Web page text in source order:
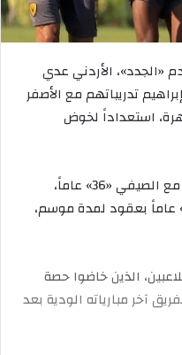
«الجدد»، الأردني عدي
تدريباتهم مع الأصفر
استعداداً لخوض
وكان القادسية أعلن رسمياً تعاقده مع الصيفي «36» عاماً،
«34» عاماً، وإبراهيم «30» عاماً بعقود لمدة موسم،
الذين خاضوا حصة
آخر مبارياته الودية بعد